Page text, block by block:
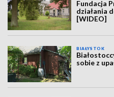
Fundacja
działania
[WIDEO]
BIAŁYSTOK
sobie z